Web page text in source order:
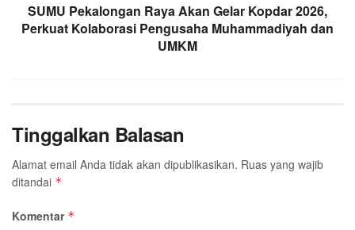
SUMU Pekalongan Raya Akan Gelar Kopdar 2026,
Perkuat Kolaborasi Pengusaha Muhammadiyah dan
UMKM
Tinggalkan Balasan
Alamat email Anda tidak akan dipublikasikan. Ruas yang wajib
ditandai *
Komentar *